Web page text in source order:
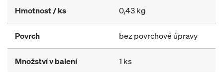
Hmotnost / ks 0,43 kg
Povrch bez povrchové úpravy
Množství v balení 1 ks